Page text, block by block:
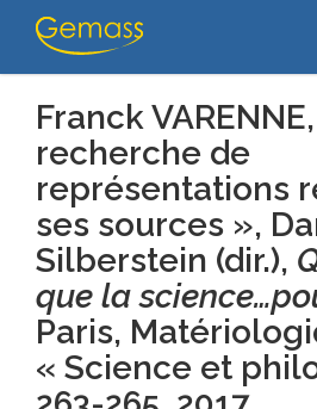
Accueil/Publications
représentations recroisant ses sources »,
Franck
recherche de
représentations
ses sources »,
Silberstein (dir.),
que la
Paris,
« Science et